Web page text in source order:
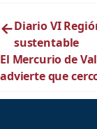
←Diario VI
sustentable
El Mercurio de
advierte que